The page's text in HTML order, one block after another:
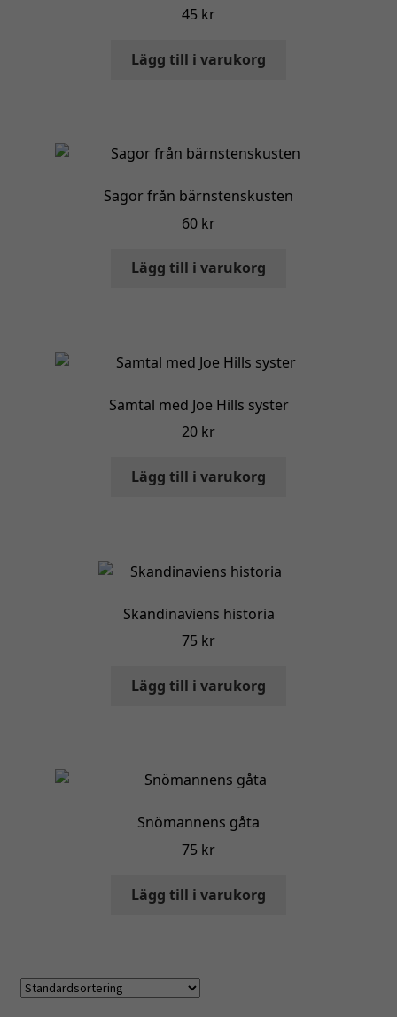
45 kr
Lägg till i varukorg
Sagor från bärnstenskusten
60 kr
Lägg till i varukorg
Samtal med Joe Hills syster
20 kr
Lägg till i varukorg
Skandinaviens historia
75 kr
Lägg till i varukorg
Snömannens gåta
75 kr
Lägg till i varukorg